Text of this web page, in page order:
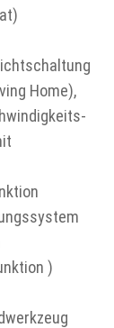
Home),
)